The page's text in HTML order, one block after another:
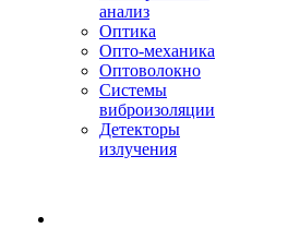
анализ
Оптика
Опто-механика
Оптоволокно
Системы
виброизоляции
Детекторы
излучения